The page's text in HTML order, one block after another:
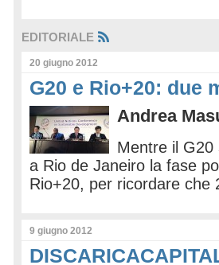
EDITORIALE
20 giugno 2012
G20 e Rio+20: due
Andrea
Mentre il G20
a Rio de Janeiro la fase
Rio+20, per ricordare
9 giugno 2012